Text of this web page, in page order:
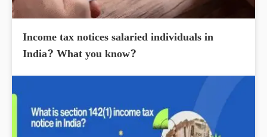
Income tax notices salaried individuals in
India? What you know?